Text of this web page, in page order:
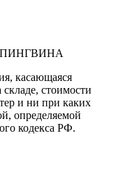
ПИНГВИНА
касающаяся
стоимости
и ни при каких
определяемой
кодекса РФ.